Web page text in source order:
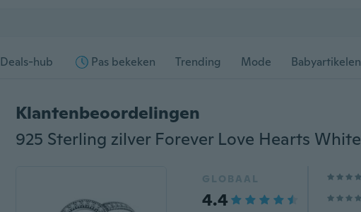
Deals-hub Pas bekeken Trending Mode Babyartikelen
Klantenbeoordelingen
GLOBAAL
4.4